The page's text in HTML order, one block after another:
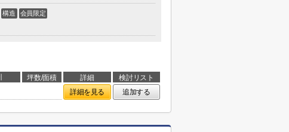
構造
会員限定
坪数/面積 詳細 検討リスト
詳細を見る 追加する